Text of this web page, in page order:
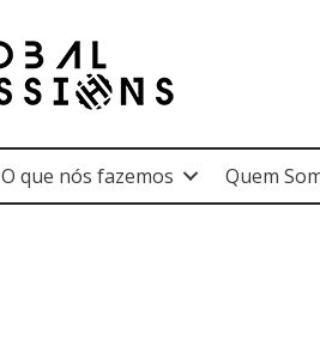
O que nós fazemos Quem